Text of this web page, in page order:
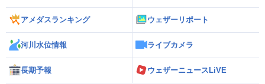
アメダスランキング ウェザーリポート
河川水位情報 ライブカメラ
長期予報 ウェザーニュースLiVE